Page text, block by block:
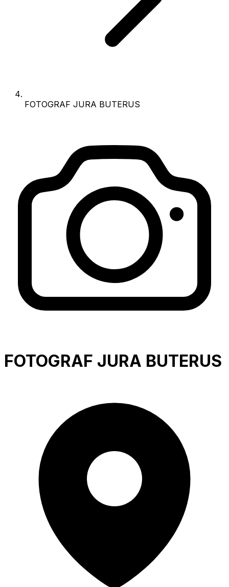
FOTOGRAF JURA BUTERUS
FOTOGRAF JURA BUTERUS